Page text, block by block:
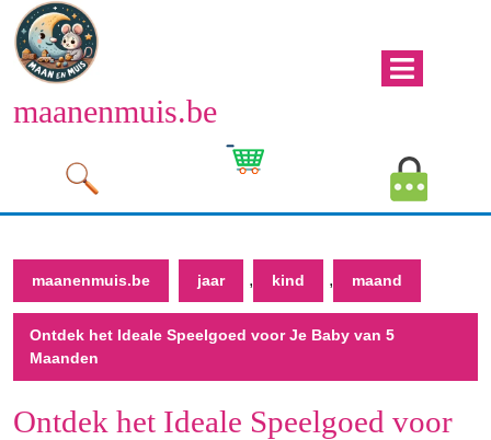
Naar
de
inhoud
maanenmuis.be
Winkelwagen
maanenmuis.be jaar , kind , maand
Ontdek het Ideale Speelgoed voor Je Baby van 5
Maanden
Ontdek het Ideale Speelgoed voor